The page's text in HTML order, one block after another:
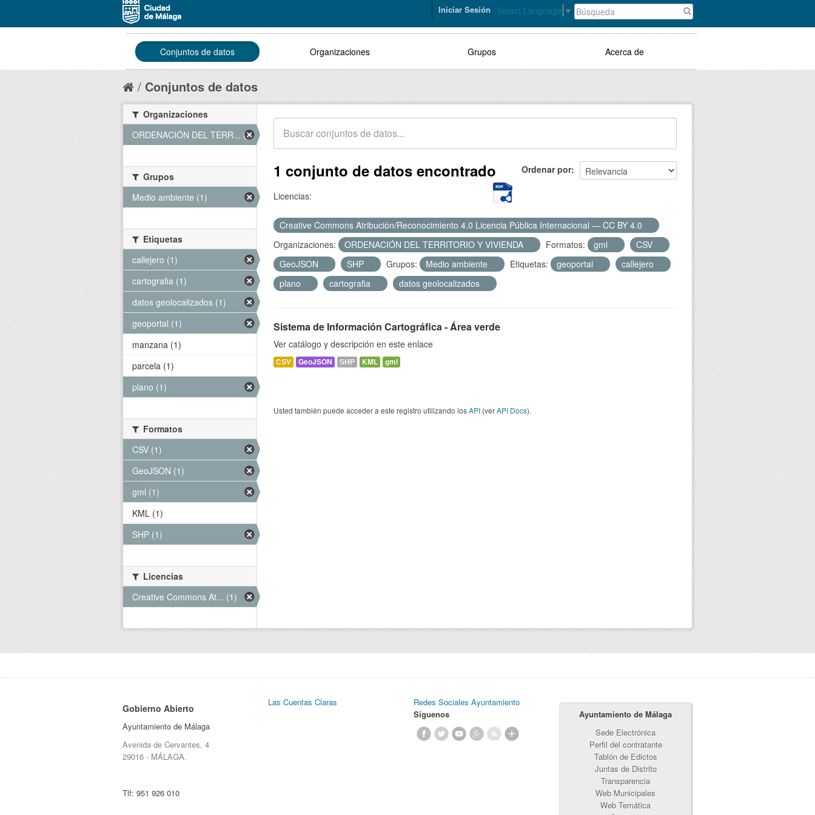
Select Language ▼
Iniciar Sesión
Conjuntos de datos Organizaciones Grupos Acerca de
Conjuntos de datos
Ordenar por
1 conjunto de datos encontrado
Licencias:
Creative Commons Atribución/Reconocimiento 4.0 Licencia Pública Internacional — CC BY 4.0
Organizaciones:
ORDENACIÓN DEL TERRITORIO Y VIVIENDA Formatos: gml
CSV
GeoJSON
SHP Grupos: Medio ambiente Etiquetas: geoportal
callejero
plano
cartografia datos geolocalizados
Sistema de Información Cartográfica - Área verde
Ver catálogo y descripción en este enlace
CSV GeoJSON SHP KML gml
Usted también puede acceder a este registro utilizando losAPI (verAPI Docs).
Organizaciones
ORDENACIÓN DEL TERR... (1)
Grupos
Medio ambiente (1)
Etiquetas
callejero (1)
cartografia (1)
datos geolocalizados (1)
geoportal (1)
manzana (1)
parcela (1)
plano (1)
Formatos
CSV (1)
GeoJSON (1)
gml (1)
KML (1)
SHP (1)
Licencias
Creative Commons At... (1)
Gobierno Abierto
Ayuntamiento de Málaga
Avenida de Cervantes, 4
29016 - MÁLAGA.
Tlf: 951 926 010
Las Cuentas Claras
Redes Sociales Ayuntamiento
Síguenos
Ayuntamiento de Málaga
Sede Electrónica
Perfil del contratante
Tablón de Edictos
Juntas de Distrito
Transparencia
Web Municipales
Web Temática